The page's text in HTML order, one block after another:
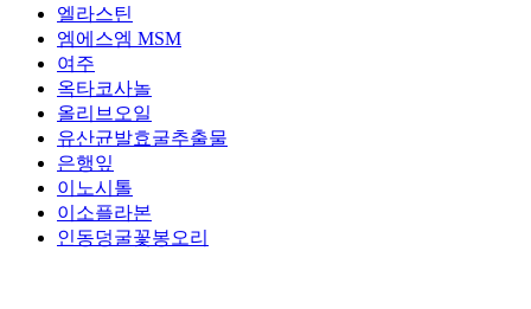
엘라스틴
엠에스엠 MSM
여주
옥타코사놀
올리브오일
유산균발효굴추출물
은행잎
이노시톨
이소플라본
인동덩굴꽃봉오리